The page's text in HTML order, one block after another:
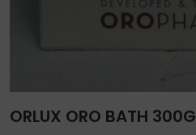
ORLUX ORO BATH 300G